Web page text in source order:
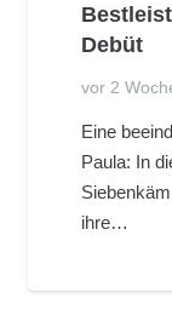
Debüt
vor 2
Eine
Paula: In
ihre…